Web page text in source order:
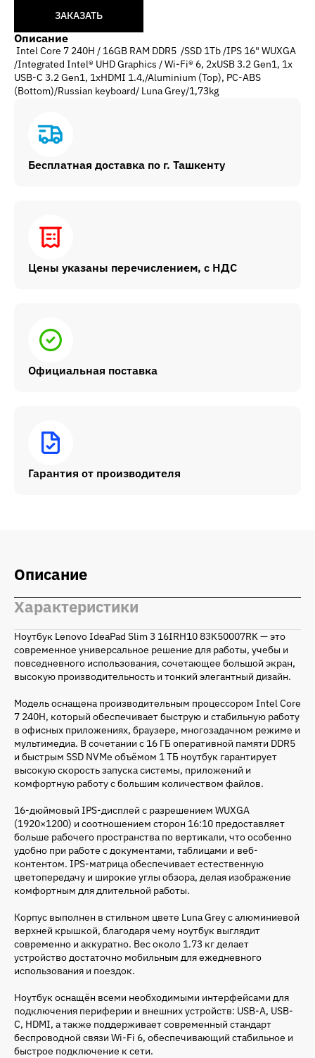
ЗАКАЗАТЬ
Описание
Intel Core 7 240H / 16GB RAM DDR5 /SSD 1Tb /IPS 16" WUXGA
/Integrated Intel® UHD Graphics / Wi-Fi® 6, 2xUSB 3.2 Gen1, 1x
USB-C 3.2 Gen1, 1xHDMI 1.4,/Aluminium (Top), PC-ABS
(Bottom)/Russian keyboard/ Luna Grey/1,73kg
Бесплатная доставка по г. Ташкенту
Цены указаны перечислением, с НДС
Официальная поставка
Гарантия от производителя
Описание
Характеристики
Ноутбук Lenovo IdeaPad Slim 3 16IRH10 83K50007RK — это
современное универсальное решение для работы, учебы и
повседневного использования, сочетающее большой экран,
высокую производительность и тонкий элегантный дизайн.
Модель оснащена производительным процессором Intel Core
7 240H, который обеспечивает быструю и стабильную работу
в офисных приложениях, браузере, многозадачном режиме и
мультимедиа. В сочетании с 16 ГБ оперативной памяти DDR5
и быстрым SSD NVMe объёмом 1 ТБ ноутбук гарантирует
высокую скорость запуска системы, приложений и
комфортную работу с большим количеством файлов.
16-дюймовый IPS-дисплей с разрешением WUXGA
(1920×1200) и соотношением сторон 16:10 предоставляет
больше рабочего пространства по вертикали, что особенно
удобно при работе с документами, таблицами и веб-
контентом. IPS-матрица обеспечивает естественную
цветопередачу и широкие углы обзора, делая изображение
комфортным для длительной работы.
Корпус выполнен в стильном цвете Luna Grey с алюминиевой
верхней крышкой, благодаря чему ноутбук выглядит
современно и аккуратно. Вес около 1.73 кг делает
устройство достаточно мобильным для ежедневного
использования и поездок.
Ноутбук оснащён всеми необходимыми интерфейсами для
подключения периферии и внешних устройств: USB-A, USB-
C, HDMI, а также поддерживает современный стандарт
беспроводной связи Wi-Fi 6, обеспечивающий стабильное и
быстрое подключение к сети.